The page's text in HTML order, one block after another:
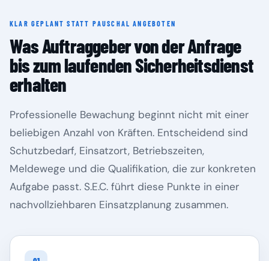
KLAR GEPLANT STATT PAUSCHAL ANGEBOTEN
Was Auftraggeber von der Anfrage
bis zum laufenden Sicherheitsdienst
erhalten
Professionelle Bewachung beginnt nicht mit einer
beliebigen Anzahl von Kräften. Entscheidend sind
Schutzbedarf, Einsatzort, Betriebszeiten,
Meldewege und die Qualifikation, die zur konkreten
Aufgabe passt. S.E.C. führt diese Punkte in einer
nachvollziehbaren Einsatzplanung zusammen.